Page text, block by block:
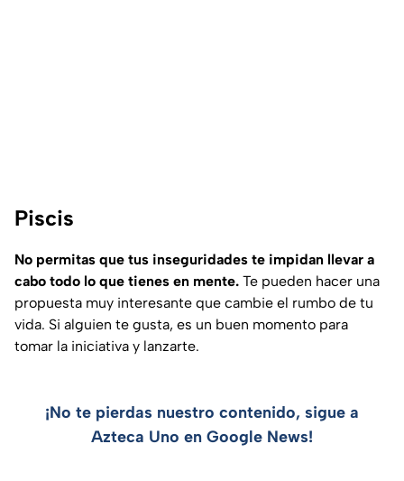
Piscis
No permitas que tus inseguridades te impidan llevar a
cabo todo lo que tienes en mente. Te pueden hacer una
propuesta muy interesante que cambie el rumbo de tu
vida. Si alguien te gusta, es un buen momento para
tomar la iniciativa y lanzarte.
¡No te pierdas nuestro contenido, sigue a
Azteca Uno en Google News!